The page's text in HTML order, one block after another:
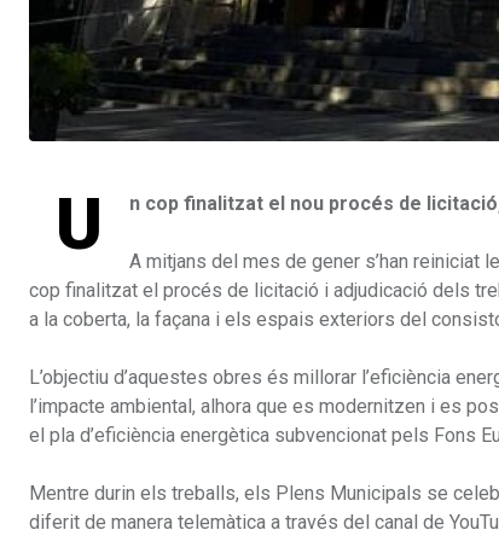
U n cop finalitzat el nou procés de
A mitjans del mes de gener s’han reiniciat
cop finalitzat el procés de licitació i adjudicació dels
a la coberta, la façana i els espais exteriors del
L’objectiu d’aquestes obres és millorar l’eficiència
l’impacte ambiental, alhora que es modernitzen i es
el pla d’eficiència energètica subvencionat pels Fons
Mentre durin els treballs, els Plens Municipals se
diferit de manera telemàtica a través del canal de